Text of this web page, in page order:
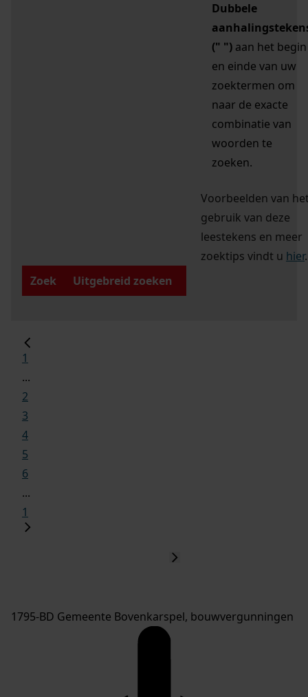
Dubbele
(" ") aan het begin
en einde van uw
zoektermen om
naar de exacte
combinatie van
woorden te
zoeken.
Voorbeelden van
gebruik van deze
leestekens en meer
zoektips vindt u hier.
Zoek
Uitgebreid zoeken
1
...
2
3
4
5
6
...
1
1795-BD Gemeente Bovenkarspel, bouwvergunningen